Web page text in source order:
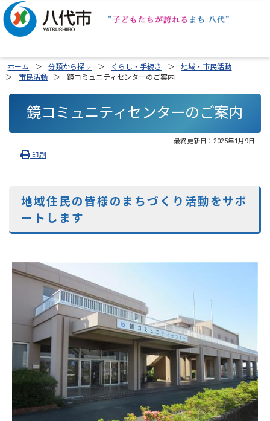
ホーム 分類から探す くらし・手続き
地域・市民活動
市民活動
鏡コミュニティセンターのご案内
鏡コミュニティセンターのご案内
最終更新日： 2025年1月9日
印刷
地域住民の皆様のまちづくり活動をサポ
ートします